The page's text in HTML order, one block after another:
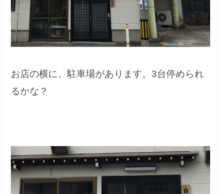
お店の横に、駐車場があります。3台停められ
るかな？